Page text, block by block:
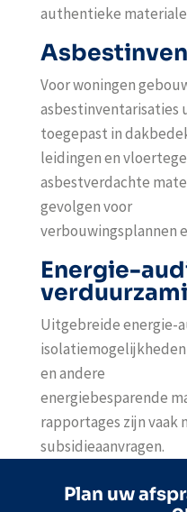
authentieke
Voor woningen
asbestinventarisaties
toegepast in
leidingen en
asbestverdachte
gevolgen voor
verbouwingsplannen
Energie-
Uitgebreide energie-
en andere
energiebesparende
rapportages zijn vaak
subsidieaanvragen.
Plan uw